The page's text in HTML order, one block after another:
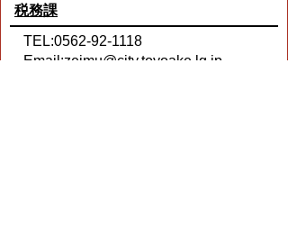
税務課
TEL:0562-92-1118
Email:zeimu@city.toyoake.lg.jp